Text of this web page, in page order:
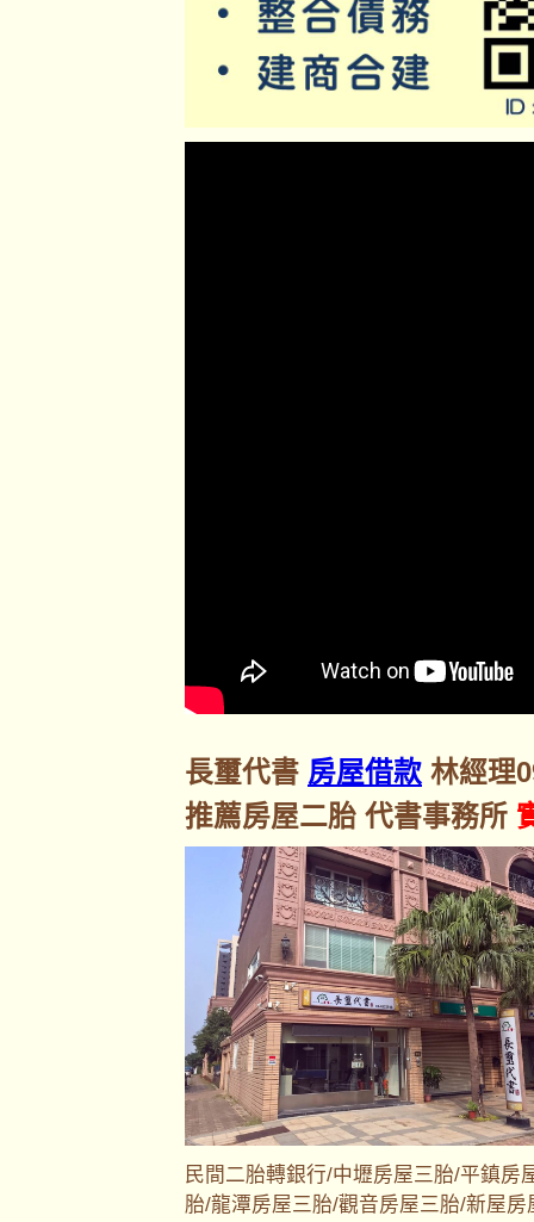
長璽代書 房屋借款 林經理
推薦房屋二胎 代書事務所
民間二胎轉銀行/中壢房屋三胎/平鎮房
胎/龍潭房屋三胎/觀音房屋三胎/新屋